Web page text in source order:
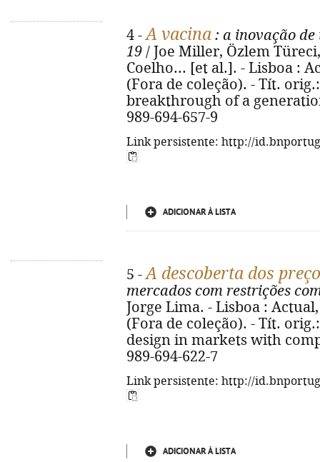
4 -A vacina : a inovação de
19 / Joe Miller, Özlem
Coelho... [et al.]. - Lisboa :
(Fora de coleção). - Tít.
breakthrough of a
989-694-657-9
Link persistente: http://
ADICIONAR À LISTA
5 -A descoberta dos
mercados com restrições
Jorge Lima. - Lisboa :
(Fora de coleção). - Tít.
design in markets with
989-694-622-7
Link persistente: http://
ADICIONAR À LISTA